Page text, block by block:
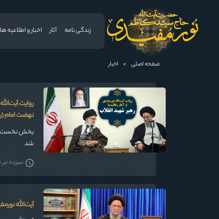
زندگی نامه آثار اخبار و اطلاعیه ها
صفحه اصلی > اخبار
روایت
نهضت امام
بخش نخست |
شد
سیزده تیر 1405
آیت‌الله